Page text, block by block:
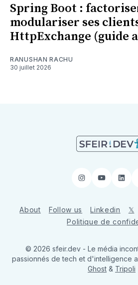
Spring Boot :
modulariser ses
HttpExchange (guide
RANUSHAN RACHU
30 juillet 2026
Instagram
YouTube
About Follow us Linkedin 𝕏
Politique de
© 2026 sfeir.dev - Le média
passionnés de tech et d'intelligence
Ghost & Tripoli